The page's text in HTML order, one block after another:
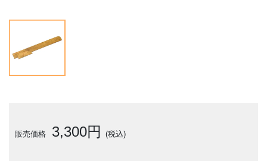
販売価格 3,300円 (税込)